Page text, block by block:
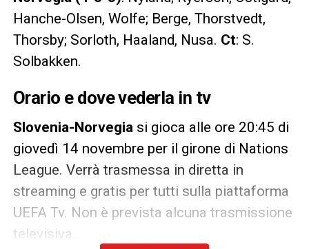
Hanche-Olsen, Wolfe; Berge, Thorstvedt,
Thorsby; Sorloth, Haaland, Nusa. Ct: S.
Solbakken.
Orario e dove vederla in tv
Slovenia-Norvegia si gioca alle ore 20:45 di
giovedì 14 novembre per il girone di Nations
League. Verrà trasmessa in diretta in
streaming e gratis per tutti sulla piattaforma
UEFA Tv. Non è prevista alcuna trasmissione
televisiva.